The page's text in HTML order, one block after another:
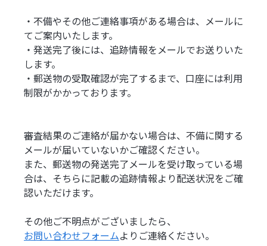
・不備やその他ご連絡事項がある場合は、メールに
てご案内いたします。
・発送完了後には、追跡情報をメールでお送りいた
します。
・郵送物の受取確認が完了するまで、口座には利用
制限がかかっております。
審査結果のご連絡が届かない場合は、不備に関する
メールが届いていないかご確認ください。
また、郵送物の発送完了メールを受け取っている場
合は、そちらに記載の追跡情報より配送状況をご確
認いただけます。
その他ご不明点がございましたら、
お問い合わせフォームよりご連絡ください。